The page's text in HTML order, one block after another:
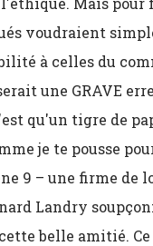
voudraient
à celles du
une GRAVE
qu'un tigre de
je te pousse
9 – une firme de
Landry
belle amitié.